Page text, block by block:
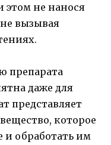
не нанося
вызывая
препарата
даже для
представляет
которое
и обработать им